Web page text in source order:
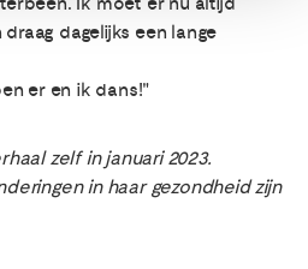
dagelijks een lange
er en ik dans!"
zelf in januari 2023.
in haar gezondheid zijn